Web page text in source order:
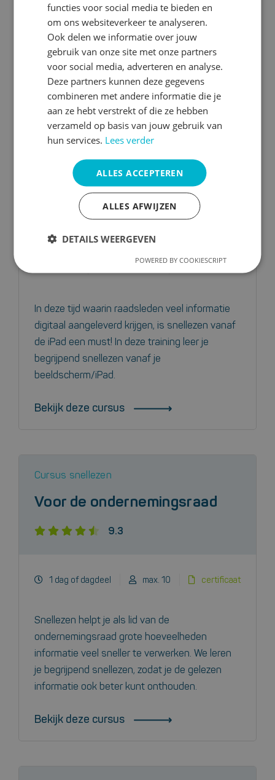
Wij maken graag een cursus op maat voor jou
en je collega's. Je geeft je wensen en ideeën
aan en wij zorgen voor een voorstel passend
bij jullie branche en behoeften.
Bekijk deze cursus
Cursus snellezen
Voor raadsleden
9.3
In deze tijd waarin raadsleden veel informatie
digitaal aangeleverd krijgen, is snellezen vanaf
de iPad een must! In deze training leer je
begrijpend snellezen vanaf je
beeldscherm/iPad.
Bekijk deze cursus
Cursus snellezen
Voor de ondernemingsraad
9.3
1 dag of dagdeel max. 10 certificaat
Snellezen helpt je als lid van de
ondernemingsraad grote hoeveelheden
informatie veel sneller te verwerken. We leren
je begrijpend snellezen, zodat je de gelezen
informatie ook beter kunt onthouden.
Bekijk deze cursus
functies voor social media te bieden en
om ons websiteverkeer te analyseren.
Ook delen we informatie over jouw
gebruik van onze site met onze partners
voor social media, adverteren en analyse.
Deze partners kunnen deze gegevens
combineren met andere informatie die je
aan ze hebt verstrekt of die ze hebben
verzameld op basis van jouw gebruik van
hun services. Lees verder
ALLES ACCEPTEREN
ALLES AFWIJZEN
DETAILS WEERGEVEN
POWERED BY COOKIESCRIPT